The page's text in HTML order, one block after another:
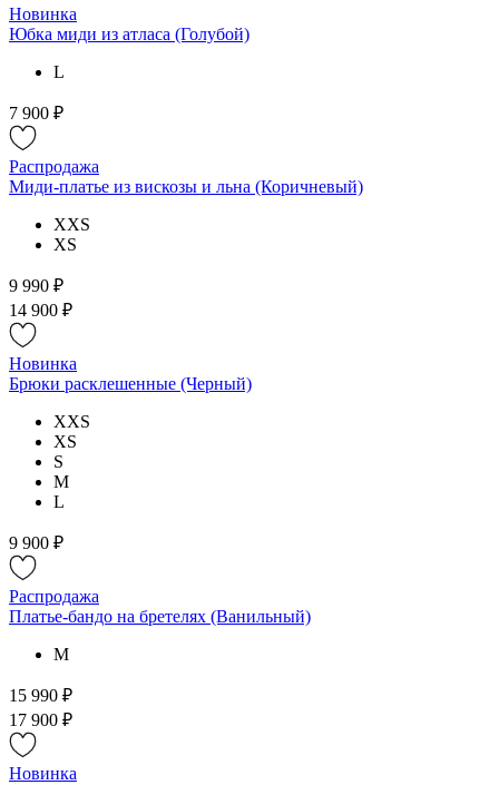
Новинка
Юбка миди из атласа (Голубой)
L
7 900 ₽
Распродажа
Миди-платье из вискозы и льна (Коричневый)
XXS
XS
9 990 ₽
14 900 ₽
Новинка
Брюки расклешенные (Черный)
XXS
XS
S
M
L
9 900 ₽
Распродажа
Платье-бандо на бретелях (Ванильный)
M
15 990 ₽
17 900 ₽
Новинка